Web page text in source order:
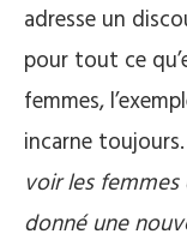
adresse un
pour tout ce
femmes,
incarne toujours.
voir les
donné une